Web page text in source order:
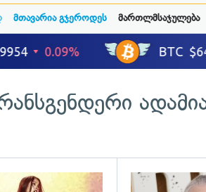
მთავარია გჯეროდეს მართლმსაჯულება
გადახედვა